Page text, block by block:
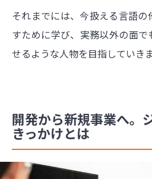
それまでには、今扱える言語
すために学び、実務以外の面
せるような人物を目指していきま
開発から新規事業へ。
きっかけとは